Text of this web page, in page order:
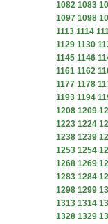
1082 1083
1097 1098
1113 1114
1129 1130
1145 1146
1161 1162
1177 1178
1193 1194
1208 1209
1223 1224
1238 1239
1253 1254
1268 1269
1283 1284
1298 1299
1313 1314
1328 1329